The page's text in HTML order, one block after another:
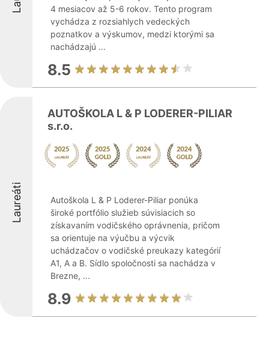
4 mesiacov až 5-6 rokov. Tento program
vychádza z rozsiahlych vedeckých
poznatkov a výskumov, medzi ktorými sa
nachádzajú ...
8.5
Laureáti
AUTOŠKOLA L & P LODERER-PILIAR
s.r.o.
Autoškola L & P Loderer-Piliar ponúka
široké portfólio služieb súvisiacich so
získavaním vodičského oprávnenia, pričom
sa orientuje na výučbu a výcvik
uchádzačov o vodičské preukazy kategórií
A1, A a B. Sídlo spoločnosti sa nachádza v
Brezne, ...
8.9